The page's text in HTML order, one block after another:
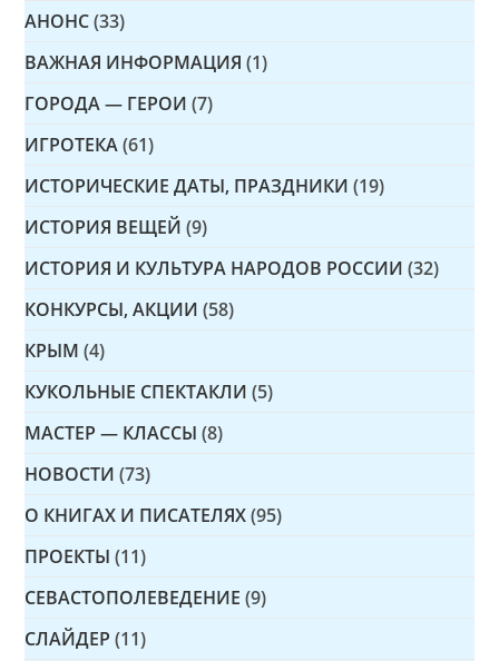
АНОНС (33)
ВАЖНАЯ ИНФОРМАЦИЯ (1)
ГОРОДА — ГЕРОИ (7)
ИГРОТЕКА (61)
ИСТОРИЧЕСКИЕ ДАТЫ, ПРАЗДНИКИ (19)
ИСТОРИЯ ВЕЩЕЙ (9)
ИСТОРИЯ И КУЛЬТУРА НАРОДОВ РОССИИ (32)
КОНКУРСЫ, АКЦИИ (58)
КРЫМ (4)
КУКОЛЬНЫЕ СПЕКТАКЛИ (5)
МАСТЕР — КЛАССЫ (8)
НОВОСТИ (73)
О КНИГАХ И ПИСАТЕЛЯХ (95)
ПРОЕКТЫ (11)
СЕВАСТОПОЛЕВЕДЕНИЕ (9)
СЛАЙДЕР (11)